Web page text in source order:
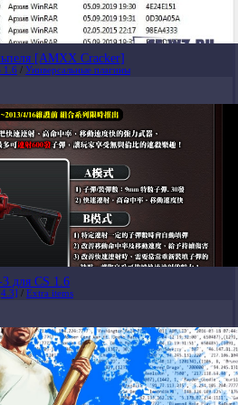
[AMXX Cracker]
1.6 / Универсальные плагины
для CS 1.6
/ Extra items